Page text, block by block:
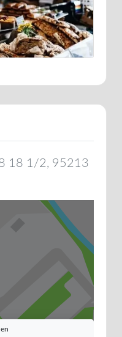
18 1/2, 95213